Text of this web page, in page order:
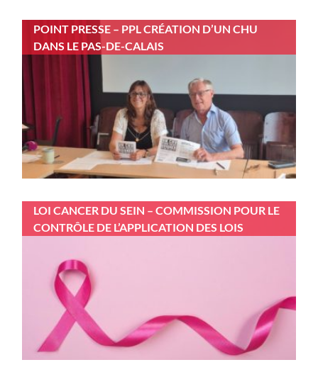
POINT PRESSE – PPL CRÉATION D’UN CHU
DANS LE PAS-DE-CALAIS
LOI CANCER DU SEIN – COMMISSION POUR LE
CONTRÔLE DE L’APPLICATION DES LOIS